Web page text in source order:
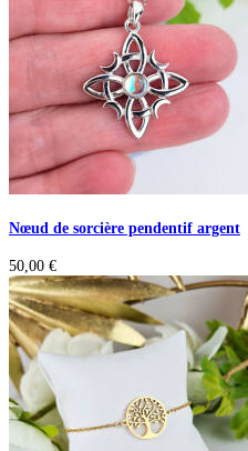
Nœud de sorcière pendentif argent
50,00 €